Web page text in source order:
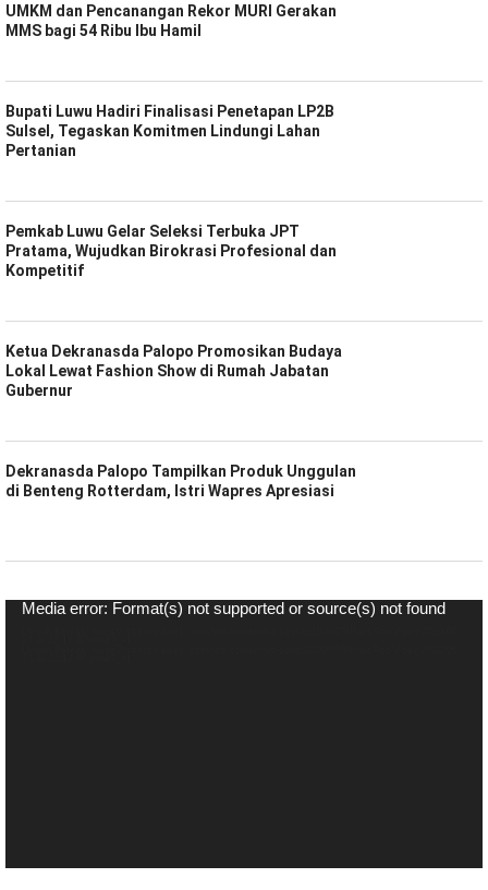
UMKM dan Pencanangan Rekor MURI Gerakan
MMS bagi 54 Ribu Ibu Hamil
Bupati Luwu Hadiri Finalisasi Penetapan LP2B
Sulsel, Tegaskan Komitmen Lindungi Lahan
Pertanian
Pemkab Luwu Gelar Seleksi Terbuka JPT
Pratama, Wujudkan Birokrasi Profesional dan
Kompetitif
Ketua Dekranasda Palopo Promosikan Budaya
Lokal Lewat Fashion Show di Rumah Jabatan
Gubernur
Dekranasda Palopo Tampilkan Produk Unggulan
di Benteng Rotterdam, Istri Wapres Apresiasi
Pemutar
Media error: Format(s) not supported or source(s) not found